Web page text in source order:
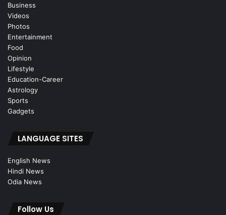
Business
Videos
Photos
Entertainment
Food
Opinion
Lifestyle
Education-Career
Astrology
Sports
Gadgets
LANGUAGE SITES
English News
Hindi News
Odia News
Follow Us